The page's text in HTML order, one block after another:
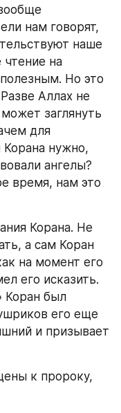
нам говорят,
наше
чтение на
Но это
Аллах не
заглянуть
для
Корана нужно,
ангелы?
время, нам это
Корана. Не
а сам Коран
на момент его
его исказить.
Коран был
его еще
и призывает
к пророку,